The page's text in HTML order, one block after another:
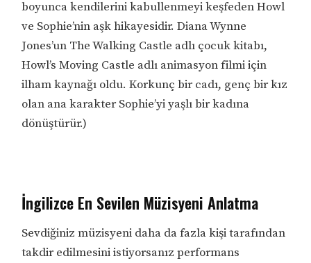
boyunca kendilerini kabullenmeyi keşfeden Howl
ve Sophie’nin aşk hikayesidir. Diana Wynne
Jones’un The Walking Castle adlı çocuk kitabı,
Howl’s Moving Castle adlı animasyon filmi için
ilham kaynağı oldu. Korkunç bir cadı, genç bir kız
olan ana karakter Sophie’yi yaşlı bir kadına
dönüştürür.)
İngilizce En Sevilen Müzisyeni Anlatma
Sevdiğiniz müzisyeni daha da fazla kişi tarafından
takdir edilmesini istiyorsanız performans